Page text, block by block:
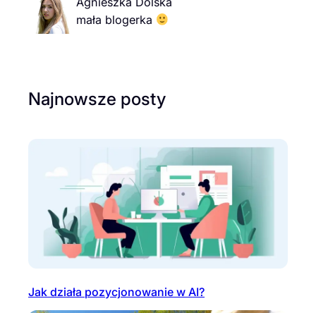
mała blogerka
Najnowsze posty
Jak działa pozycjonowanie w AI?